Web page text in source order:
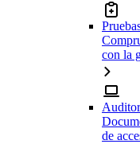
con la
de